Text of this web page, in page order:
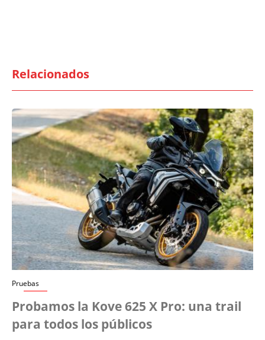
Relacionados
Pruebas
Probamos la Kove 625 X Pro: una trail
para todos los públicos